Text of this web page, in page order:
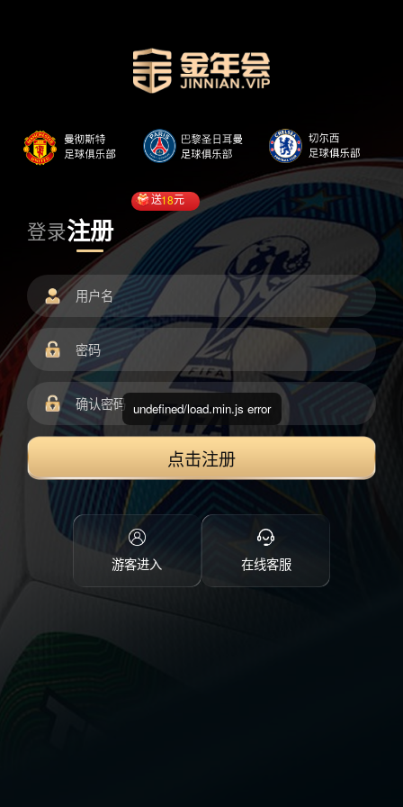
登录注册
送18元
点击注册
游客进入 在线客服
undefined/load.min.js error